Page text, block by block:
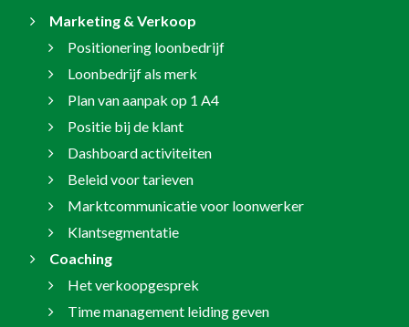
Marketing & Verkoop
Positionering loonbedrijf
Loonbedrijf als merk
Plan van aanpak op 1 A4
Positie bij de klant
Dashboard activiteiten
Beleid voor tarieven
Marktcommunicatie voor loonwerker
Klantsegmentatie
Coaching
Het verkoopgesprek
Time management leiding geven